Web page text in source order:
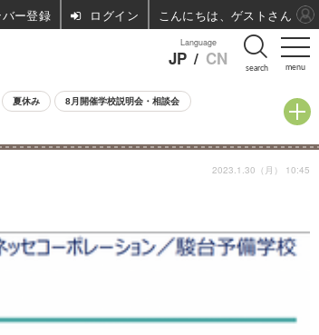
menu
Language
JP / CN search
夏休み 8月開催学校説明会・相談会
2023.1.30（月） 10:45
ログイン こんにちは、ゲストさん